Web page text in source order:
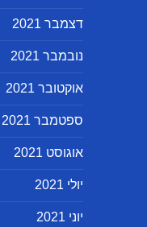
דצמבר 2021
נובמבר 2021
אוקטובר 2021
ספטמבר 2021
אוגוסט 2021
יולי 2021
יוני 2021